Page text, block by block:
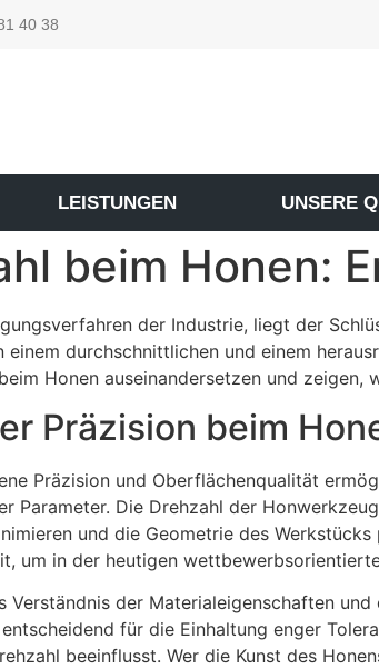
40 38
LEISTUNGEN UNSERE
beim Honen:
der Industrie, liegt der
durchschnittlichen und einem
Honen auseinandersetzen und
Präzision beim
Präzision und Oberflächenqualität
Parameter. Die Drehzahl der
und die Geometrie des
um in der heutigen
der Materialeigenschaften
für die Einhaltung enger
beeinflusst. Wer die Kunst des